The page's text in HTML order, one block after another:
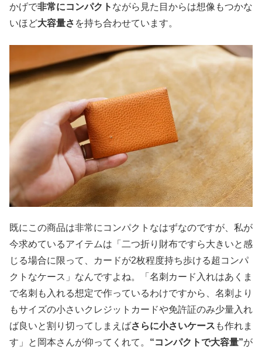
かげで非常にコンパクト ながら見た目からは想像もつかな
いほど大容量さ を持ち合わせています。
既にこの商品は非常にコンパクトなはずなのですが、私が
今求めているアイテムは「二つ折り財布ですら大きいと感
じる場合に限って、カードが2枚程度持ち歩ける超コンパ
クトなケース」なんですよね。「名刺カード入れはあくま
で名刺も入れる想定で作っているわけですから、名刺より
もサイズの小さいクレジットカードや免許証のみ少量入れ
ば良いと割り切ってしまえばさらに小さいケース も作れま
す」と岡本さんが仰ってくれて。 “コンパクトで大容量”が